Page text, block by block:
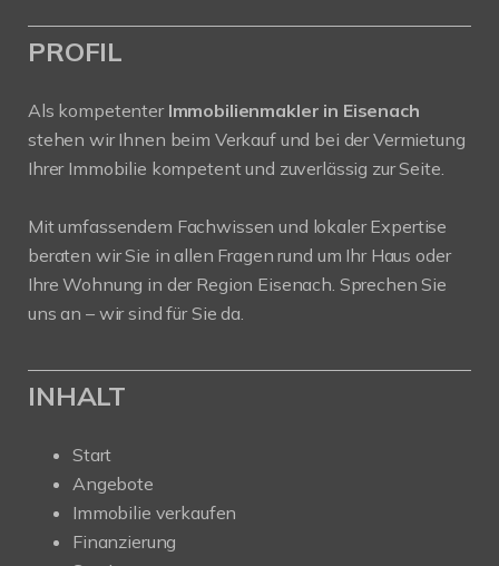
PROFIL
Als kompetenter Immobilienmakler in Eisenach
stehen wir Ihnen beim Verkauf und bei der Vermietung
Ihrer Immobilie kompetent und zuverlässig zur Seite.
Mit umfassendem Fachwissen und lokaler Expertise
beraten wir Sie in allen Fragen rund um Ihr Haus oder
Ihre Wohnung in der Region Eisenach. Sprechen Sie
uns an – wir sind für Sie da.
INHALT
Start
Angebote
Immobilie verkaufen
Finanzierung